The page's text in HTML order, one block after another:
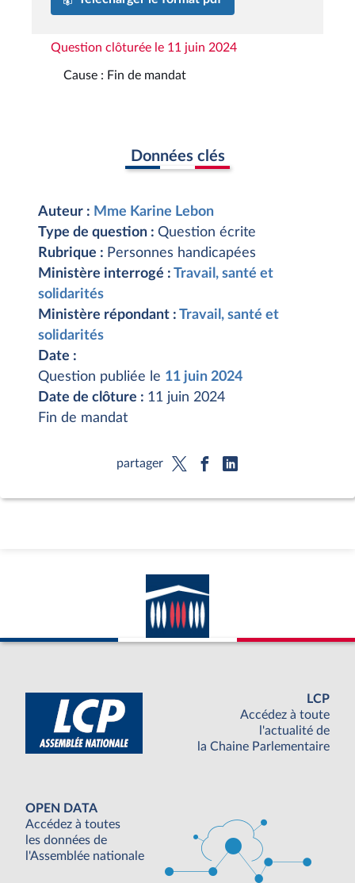
Question clôturée le 11 juin 2024
Cause : Fin de mandat
Données clés
Auteur : Mme Karine Lebon
Type de question : Question écrite
Rubrique : Personnes handicapées
Ministère interrogé : Travail, santé et
solidarités
Ministère répondant : Travail, santé et
solidarités
Date :
Question publiée le 11 juin 2024
Date de clôture : 11 juin 2024
Fin de mandat
partager
LCP
Accédez à toute
l'actualité de
la Chaine Parlementaire
OPEN DATA
Accédez à toutes
les données de
l'Assemblée nationale